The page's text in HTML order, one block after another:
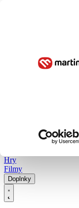
Hry
Filmy
Doplnky